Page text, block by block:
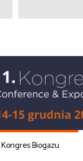
Kongres Biogazu